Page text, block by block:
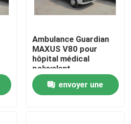
de sauvetage d'urgence
en mousse
Ambulance Guardian
MAXUS V80 pour
hôpital médical
polyvalent
envoyer une